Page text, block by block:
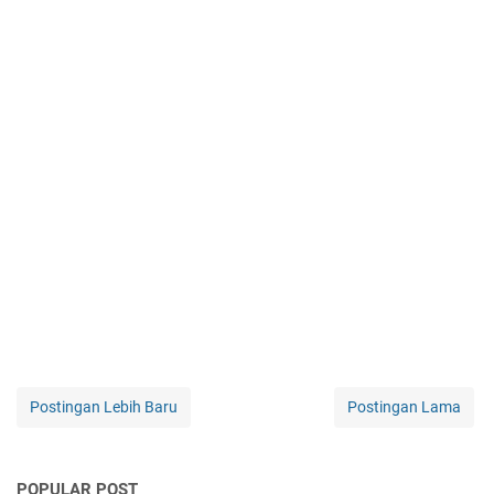
Postingan Lebih Baru Postingan Lama
POPULAR POST